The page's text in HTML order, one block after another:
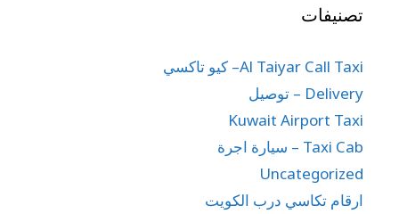
تصنيفات
Al Taiyar Call Taxi– كيو تاكسي
Delivery – توصيل
Kuwait Airport Taxi
Taxi Cab – سيارة اجرة
Uncategorized
ارقام تكاسي درب الكويت